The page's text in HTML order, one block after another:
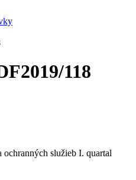
118
služieb I. quartal